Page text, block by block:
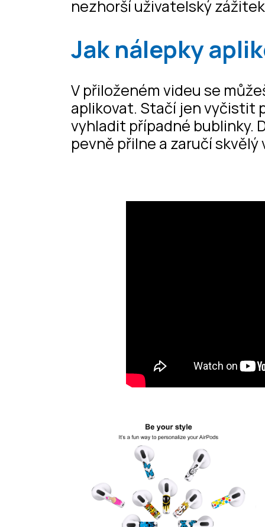
nezhorší uživatelský
Jak nálepky
V přiloženém videu se
aplikovat. Stačí jen vyčistit
vyhladit případné bublinky.
pevně přilne a zaručí